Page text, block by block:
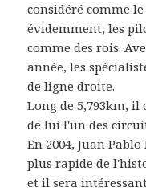
considéré comme
évidemment, les
comme des rois.
année, les
de ligne droite.
Long de 5,793km,
de lui l'un des
En 2004, Juan
plus rapide de
et il sera